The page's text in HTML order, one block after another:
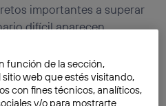
importantes a superar
difícil aparecen
de nuevas empresas con
función de la sección,
web que estés visitando,
con fines técnicos, analíticos,
y/o para mostrarte